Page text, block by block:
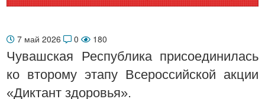
7 май 2026 0 180
Чувашская Республика присоединилась
ко второму этапу Всероссийской акции
«Диктант здоровья».